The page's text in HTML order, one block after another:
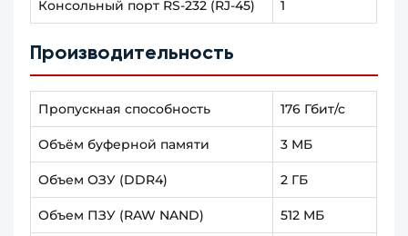
Консольный порт RS-232 (RJ-45) 1
Производительность
Пропускная способность 176 Гбит/с
Объём буферной памяти 3 МБ
Объем ОЗУ (DDR4) 2 ГБ
Объем ПЗУ (RAW NAND) 512 МБ